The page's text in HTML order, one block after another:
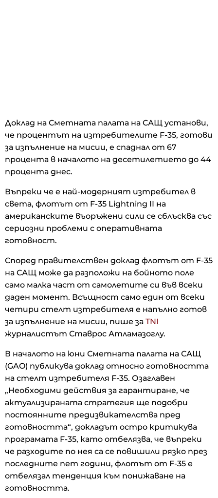
Доклад на Сметната палата на САЩ установи,
че процентът на изтребителите F-35, готови
за изпълнение на мисии, е спаднал от 67
процента в началото на десетилетието до 44
процента днес.
Въпреки че е най-модерният изтребител в
света, флотът от F-35 Lightning II на
американските въоръжени сили се сблъсква със
сериозни проблеми с оперативната
готовност.
Според правителствен доклад флотът от F-35
на САЩ може да разположи на бойното поле
само малка част от самолетите си във всеки
даден момент. Всъщност само един от всеки
четири стелт изтребителя е напълно готов
за изпълнение на мисии, пише за TNI
журналистът Ставрос Атламазоглу.
В началото на юни Сметната палата на САЩ
(GAO) публикува доклад относно готовността
на стелт изтребителя F-35. Озаглавен
„Необходими действия за гарантиране, че
актуализираната стратегия ще подобри
постоянните предизвикателства пред
готовността“, докладът остро критикува
програмата F-35, като отбелязва, че въпреки
че разходите по нея са се повишили рязко през
последните пет години, флотът от F-35 е
отбелязал тенденция към понижаване на
готовността.